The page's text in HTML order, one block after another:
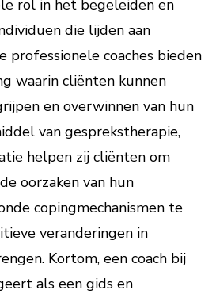
rol in het begeleiden en
die lijden aan
professionele coaches bieden
waarin cliënten kunnen
en overwinnen van hun
van gesprekstherapie,
helpen zij cliënten om
oorzaken van hun
copingmechanismen te
veranderingen in
Kortom, een coach bij
als een gids en